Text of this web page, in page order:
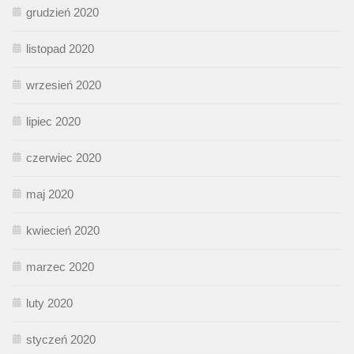
grudzień 2020
listopad 2020
wrzesień 2020
lipiec 2020
czerwiec 2020
maj 2020
kwiecień 2020
marzec 2020
luty 2020
styczeń 2020